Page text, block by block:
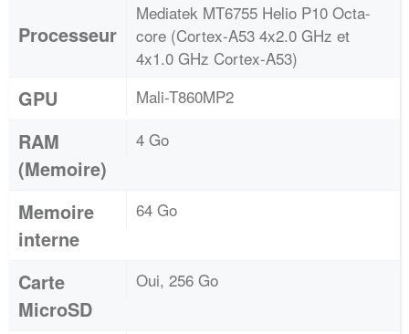
Processeur
Mediatek MT6755 Helio P10 Octa-
core (Cortex-A53 4x2.0 GHz et
4x1.0 GHz Cortex-A53)
GPU Mali-T860MP2
RAM
(Memoire)
4 Go
Memoire
interne
64 Go
Carte
MicroSD
Oui, 256 Go